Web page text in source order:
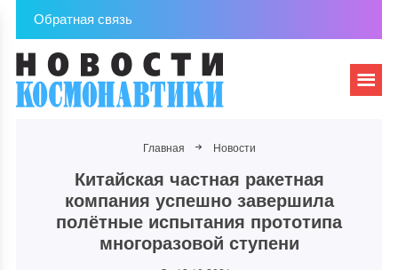
Обратная связь
Главная Новости
Китайская частная ракетная
компания успешно завершила
полётные испытания прототипа
многоразовой ступени